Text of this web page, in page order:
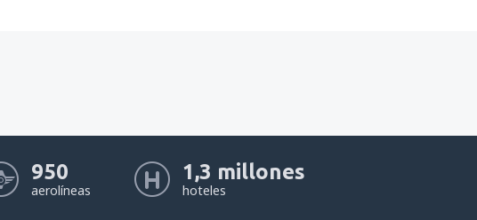
950
aerolíneas
1,3 millones
hoteles